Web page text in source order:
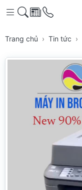
Trang chủ Tin tức